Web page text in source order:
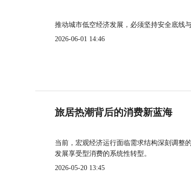
推动城市低空经济发展，必须坚持安全底线
2026-06-01 14:46
旅居热潮背后的消费新蓝海
当前，宏观经济运行面临需求结构深刻调整
发展享受型消费的系统性转型。
2026-05-20 13:45